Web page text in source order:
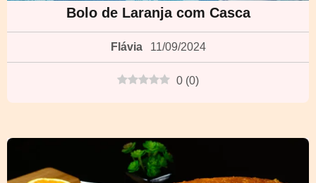
Bolo de Laranja com Casca
Flávia 11/09/2024
0 (0)